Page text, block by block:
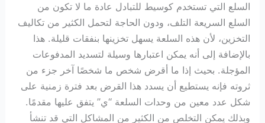
السلع التي تستخدم كوسيط للتبادل عادة ما لا تكون من
السلع السريعة التلف، ودون الحاجة لتحمل الكثير من تكاليف
التخزين، لأن هذه السلعة يسهل تخزينها بنفقات قليلة. هذا
بالإضافة إلى أنه يمكن اعتبارها وسيلة لتسديد المدفوعات
المؤجلة. بحيث إذا ما أقرض شخص ما شخصًا آخر جزء من
ثروته فإنه يستطيع أن يسدد هذا القرض بعد فترة زمنية على
شكل عدد معين من وحدات السلعة “ي” يتفق عليها مقدمًا.
وبذلك يمكن التخلص من الكثير من المشاكل التي قد تنشأ